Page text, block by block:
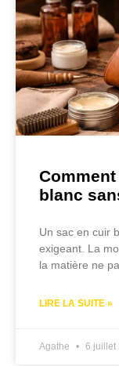
blanc
Un sac en cuir
exigeant. La
la matière ne
LIRE LA SUITE »
Agathe 6 juillet